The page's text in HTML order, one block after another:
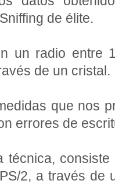
de élite.
un radio entre
de un cristal.
que nos
errores de
técnica,
2, a través de